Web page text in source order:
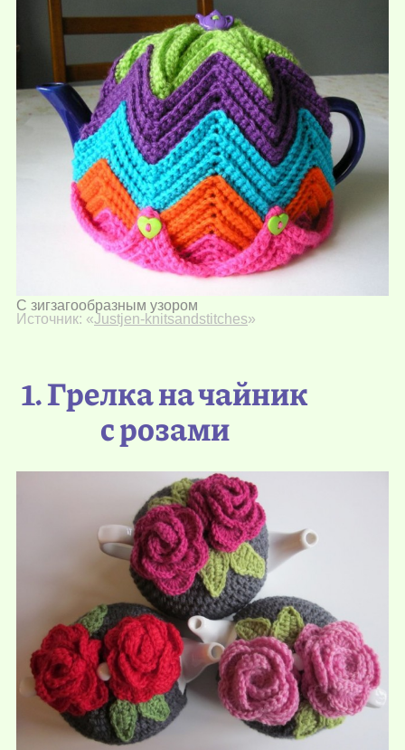
С зигзагообразным узором
Источник: «Justjen-knitsandstitches»
1. Грелка на чайник
с розами